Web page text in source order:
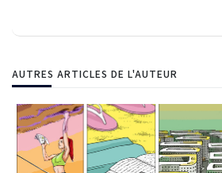
AUTRES ARTICLES DE L'AUTEUR